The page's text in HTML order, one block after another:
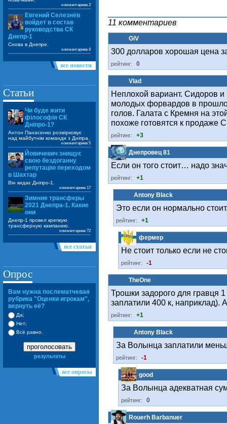
11 комментариев
GiV
300 долларов хорошая цена
рейтинг: 0
Vlad
Неплохой вариант. Сидоров
молодых форвардов в
голов. Галата с Кремня на
похоже готовятся к продаже
рейтинг: +3
Днепровец 81
Если он того стоит… надо
рейтинг: +1
Antony Black
Это если он нормально
рейтинг: +1
фермер
Не стоит только если не
рейтинг: -1
TheOne
Трошки задорого для гравця
заплатили 400 к, наприклад).
рейтинг: +1
Antony Black
За Волынца заплатили
рейтинг: -1
good
За Волынца адекватная
рейтинг: 0
Rouerh Barbanuer
комментариев 2
Евгений Селезнёв
войдет в состав
руководства СК
Днепр-1
Снова в Днепре.
комментариев 8
все новости
Статьи
Чи буде жити
філософія СК
Дніпро-1?
Антон Панасенко розмірковує
над майбутнім команди з Дніпра.
комментариев 5
Йовичевич знищує
свою бездоганну
репутацію переходом
в Шахтар
Він кидає Дніпро-1.
комментариев 17
Зимние трансферы
2021 Днепра-1. Какие
они
Днепр-1 провел крепкую
трансферную кампанию.
комментариев 72
все статьи
Опрос
Вам нужна послематчевая
рубрика "Оценки игрокам",
вернуть её?
Да;
Нет;
Всё равно.
проголосовать
результаты
все опросы